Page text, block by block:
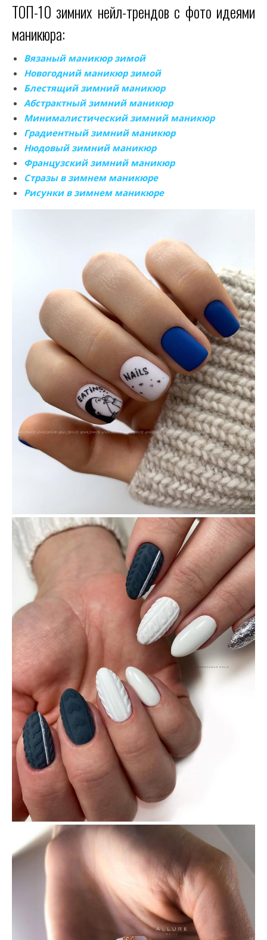
ТОП-10 зимних нейл-трендов с фото идеями
маникюра:
Вязаный маникюр зимой
Новогодний маникюр зимой
Блестящий зимний маникюр
Абстрактный зимний маникюр
Минималистический зимний маникюр
Градиентный зимний маникюр
Нюдовый зимний маникюр
Французский зимний маникюр
Стразы в зимнем маникюре
Рисунки в зимнем маникюре